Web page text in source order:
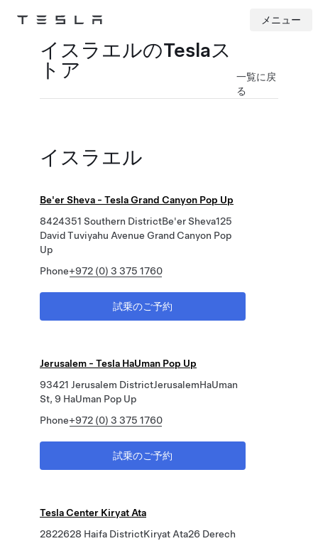
Tesla メニュー
イスラエルのTeslaス
トア
一覧に戻
る
イスラエル
Be'er Sheva - Tesla Grand Canyon Pop Up
8424351 Southern DistrictBe'er Sheva125
David Tuviyahu Avenue Grand Canyon Pop
Up
Phone+972 (0) 3 375 1760
試乗のご予約
Jerusalem - Tesla HaUman Pop Up
93421 Jerusalem DistrictJerusalemHaUman
St, 9 HaUman Pop Up
Phone+972 (0) 3 375 1760
試乗のご予約
Tesla Center Kiryat Ata
2822628 Haifa DistrictKiryat Ata26 Derech